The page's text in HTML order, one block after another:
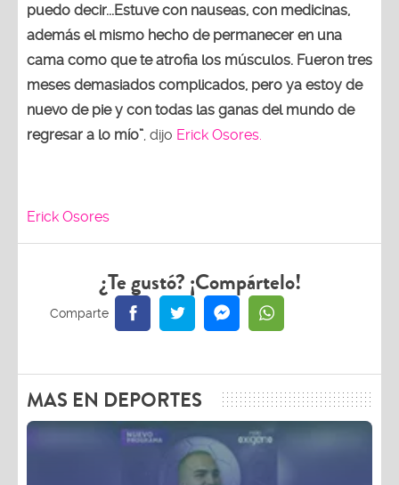
puedo decir...Estuve con nauseas, con medicinas,
además el mismo hecho de permanecer en una
cama como que te atrofia los músculos. Fueron tres
meses demasiados complicados, pero ya estoy de
nuevo de pie y con todas las ganas del mundo de
regresar a lo mío”, dijo Erick Osores.
Erick Osores
¿Te gustó? ¡Compártelo!
MAS EN DEPORTES